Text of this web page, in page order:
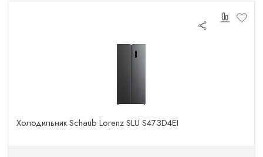
Холодильник Schaub Lorenz SLU S473D4EI